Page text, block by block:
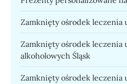
Zamknięty ośrodek leczenia
Zamknięty ośrodek leczenia
alkoholowych Śląsk
Zamknięty ośrodek leczenia